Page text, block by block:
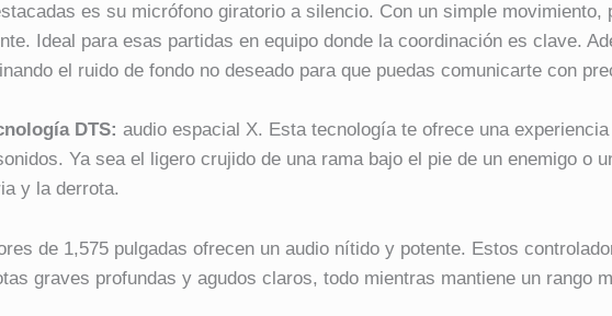
es su micrófono giratorio a silencio. Con un simple
Ideal para esas partidas en equipo donde la coordinación es clave.
el ruido de fondo no deseado para que puedas comunicarte con
DTS: audio espacial X. Esta tecnología te ofrece una
Ya sea el ligero crujido de una rama bajo el pie de un enemigo o
y la derrota.
de 1,575 pulgadas ofrecen un audio nítido y potente. Estos
graves profundas y agudos claros, todo mientras mantiene un rango